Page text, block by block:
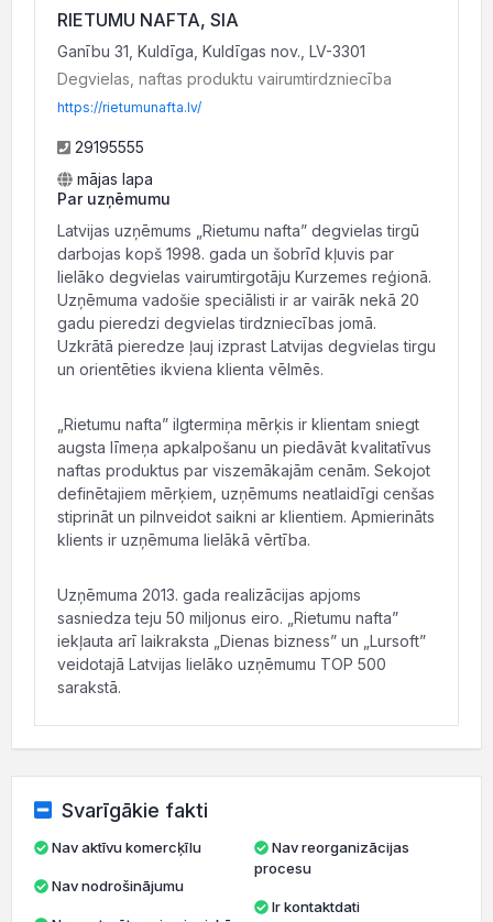
RIETUMU NAFTA, SIA
Ganību 31, Kuldīga, Kuldīgas nov., LV-3301
Degvielas, naftas produktu vairumtirdzniecība
https://rietumunafta.lv/
29195555
mājas lapa
Par uzņēmumu
Latvijas uzņēmums „Rietumu nafta” degvielas tirgū
darbojas kopš 1998. gada un šobrīd kļuvis par
lielāko degvielas vairumtirgotāju Kurzemes reģionā.
Uzņēmuma vadošie speciālisti ir ar vairāk nekā 20
gadu pieredzi degvielas tirdzniecības jomā.
Uzkrātā pieredze ļauj izprast Latvijas degvielas tirgu
un orientēties ikviena klienta vēlmēs.
„Rietumu nafta” ilgtermiņa mērķis ir klientam sniegt
augsta līmeņa apkalpošanu un piedāvāt kvalitatīvus
naftas produktus par viszemākajām cenām. Sekojot
definētajiem mērķiem, uzņēmums neatlaidīgi cenšas
stiprināt un pilnveidot saikni ar klientiem. Apmierināts
klients ir uzņēmuma lielākā vērtība.
Uzņēmuma 2013. gada realizācijas apjoms
sasniedza teju 50 miljonus eiro. „Rietumu nafta”
iekļauta arī laikraksta „Dienas bizness” un „Lursoft”
veidotajā Latvijas lielāko uzņēmumu TOP 500
sarakstā.
Svarīgākie fakti
Nav aktīvu komercķīlu
Nav nodrošinājumu
Nav reorganizācijas
procesu
Ir kontaktdati